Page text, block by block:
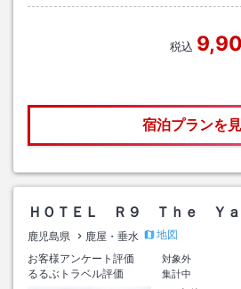
号線へ
税込
宿泊プランを
ＨＯＴＥＬ Ｒ９ Ｔｈｅ Ｙ
鹿児島県 鹿屋・垂水
地図
お客様アンケート評価
対象外
るるぶトラベル評価
集計中